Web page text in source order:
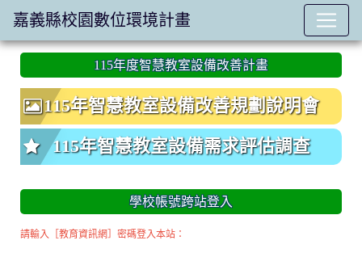
:::
115年度智慧教室設備改善計畫
115年智慧教室設備改善規劃說明會
115年智慧教室設備需求評估調查
學校帳號跨站登入
請輸入［教育資訊網］密碼登入本站：
嘉義縣校園數位環境計畫